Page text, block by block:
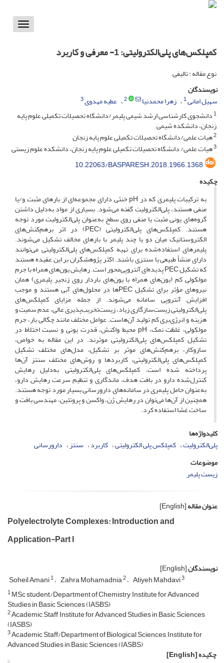
Toggle
کمپلکس‌های پلی‌الکترولیتی: 1- معرفی و کاربرد
نوع مقاله : تالیفی
نویسندگان
سهیل امانی1 زهرا محمدنیا 2 عطیه مهدوی3
1دانشجوی کارشناسی ارشد شیمی پلیمر/دانشگاه تحصیلات تکمیلی علوم پایه
زنجان، دانشکده شیمی
2هیات علمی/دانشگاه تحصیلات تکمیلی علوم پایه زنجان
3هیات علمی/ دانشگاه تحصیلات تکمیلی علوم پایه زنجان، دانشکده علوم زیستی
10.22063/BASPARESH.2018.1966.1368
چکیده
به ترکیبات پلیمری که در pH خنثی دارای مجموعه‌ای از بارهای مثبت و/یا
منفی هستند، پلی‌الکترولیت گفته می‌شود. بسیاری از مواد به‌دلیل داشتن
گروه‌های یونی مثبت یا منفی روی سطح به‌عنوان پلی‌الکترولیت مورد توجه
هستند. کمپلکس‌های پلی‌الکترولیتی (PEC) در اثر برهم‌کنش‌های
الکتروستاتیک میان دو یا چند پلیمر با بارهای مخالف تشکیل می‌شوند.
پلیمرهای استفاده‌شده برای تهیه کمپلکس‌های پلی‌الکترولیتی می‌توانند
دارای منشأ طبیعی یا سنتزی باشند. اکثر پژوهشگران بر این عقیده هستند
که تشکیل PEC پدیده‌ای آنتروپی‌محور است. رهایش یون‌های همراه با جرم
مولکولی کم (یون‌های همراه با یون‌های باردار روی زنجیر پلیمری) همان
نیروهای مؤثر برای تشکیل PECها در محلول‌های آبی هستند و موجب
افزایش آنتروپی سامانه می‌شوند. از جمله مزایای کمپلکس‌های
پلی‌الکترولیتی زیست‌سازگاری زیاد، زیست‌تخریب‌پذیری عالی، عدم سمیت و
هزینه و انرژی‌بری کم تولید آن‌هاست. عوامل مختلف مانند چگالی بار، جرم
مولکولی، غلظت نمک، pH محیط واکنش، قدرت یونی و نسبت اختلاط در
تشکیل کمپلکس‌های پلی‌الکترولیتی موثرند. در این مقاله به خواص،
سازوکار، برهم‌کنش‌های موثر بر تشکیل، مدل‌های مختلف تشکیل
کمپلکس‌های پلی‌الکترولیتی، کاربردها و روش‌های مختلف سنتز آن‌ها
پرداخته شده است. کمپلکس‌های پلی‌الکترولیتی به‌دلیل رهایش
کنترل‌شده دارو در بافت هدف، ماندگاری و تنظیم سرعت رهایش دارو،
به‌عنوان حامل پلیمری در سامانه‌های دارورسانی بسیار مورد توجه هستند.
همچنین از آن‌ها می‌توان در رهایش ژن، واکسن و پروتئین، مهندسی بافت و
ساخت غشا استفاده کرد.
کلیدواژه‌ها
پلی‌الکترولیت کمپلکس پلی الکترولیتی کاربرد سنتز دارورسانی
موضوعات
زیست پلیمر
عنوان مقاله[English]
Polyelectrolyte Complexes: Introduction and
Application-Part I
نویسندگان[English]
Soheil Amani1 Zahra Mohamadnia2 Atiyeh Mahdavi3
1MSc student/Department of Chemistry, Institute for Advanced
Studies in Basic Sciences (IASBS)
2Academic Staff, Institute for Advanced Studies in Basic Sciences
(IASBS)
3Academic Staff/Department of Biological Sciences, Institute for
Advanced Studies in Basic Sciences (IASBS)
چکیده[English]